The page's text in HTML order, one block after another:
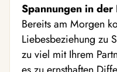
Spannungen in der
Bereits am Morgen
Liebesbeziehung zu
zu viel mit Ihrem